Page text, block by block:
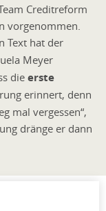
Creditreform
vorgenommen.
Text hat der
Meyer
die erste
erinnert, denn
mal vergessen“,
dränge er dann